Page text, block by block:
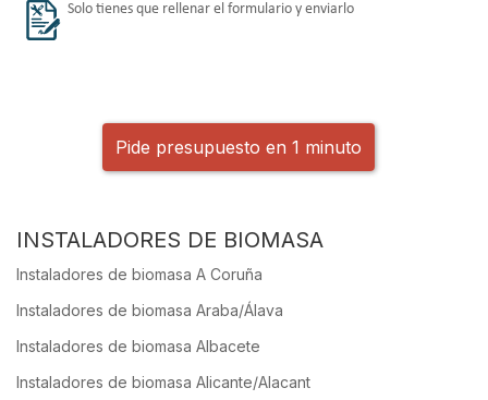
Solo tienes que rellenar el formulario y enviarlo
Pide presupuesto en 1 minuto
INSTALADORES DE BIOMASA
Instaladores de biomasa A Coruña
Instaladores de biomasa Araba/Álava
Instaladores de biomasa Albacete
Instaladores de biomasa Alicante/Alacant